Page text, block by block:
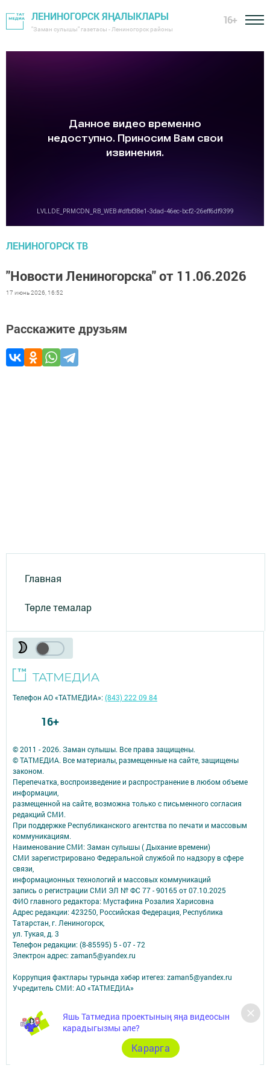
ЛЕНИНОГОРСК ЯҢАЛЫКЛАРЫ
"Заман сулышы" газетасы - Лениногорск районы
16+
ЛЕНИНОГОРСК ТВ
"Новости Лениногорска" от 11.06.2026
17 июнь 2026, 16:52
Расскажите друзьям
Главная
Төрле темалар
Яшь Татмедиа проектының яңа видеосын
карадыгызмы әле?
Карарга
© 2011 - 2026. Заман сулышы. Все права защищены.
© ТАТМЕДИА. Все материалы, размещенные на сайте, защищены
законом.
Перепечатка, воспроизведение и распространение в любом объеме
информации,
размещенной на сайте, возможна только с письменного согласия
редакций СМИ.
При поддержке Республиканского агентства по печати и массовым
коммуникациям.
Наименование СМИ: Заман сулышы ( Дыхание времени)
СМИ зарегистрировано Федеральной службой по надзору в сфере
связи,
информационных технологий и массовых коммуникаций
запись о регистрации СМИ ЭЛ № ФС 77 - 90165 от 07.10.2025
ФИО главного редактора: Мустафина Розалия Харисовна
Адрес редакции: 423250, Российская Федерация, Республика
Татарстан, г. Лениногорск,
ул. Тукая, д. 3
Телефон редакции: (8-85595) 5 - 07 - 72
Электрон адрес: zaman5@yandex.ru
Коррупция фактлары турында хәбәр итегез: zaman5@yandex.ru
Учредитель СМИ: АО «ТАТМЕДИА»
Антикоррупционная политика
АО «ТАТМЕДИА» использует «cookie»для персонализации сервисов и
удобства пользователей сайтом.
Использование «cookie» можно отменить в настройках браузера.
Политика конфиденциальности
Телефон АО «ТАТМЕДИА»:(843) 222 09 84
16+